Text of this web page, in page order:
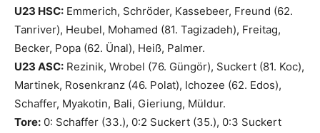
U23 HSC: Emmerich, Schröder, Kassebeer, Freund (62.
Tanriver), Heubel, Mohamed (81. Tagizadeh), Freitag,
Becker, Popa (62. Ünal), Heiß, Palmer.
U23 ASC: Rezinik, Wrobel (76. Güngör), Suckert (81. Koc),
Martinek, Rosenkranz (46. Polat), Ichozee (62. Edos),
Schaffer, Myakotin, Bali, Gieriung, Müldur.
Tore: 0: Schaffer (33.), 0:2 Suckert (35.), 0:3 Suckert